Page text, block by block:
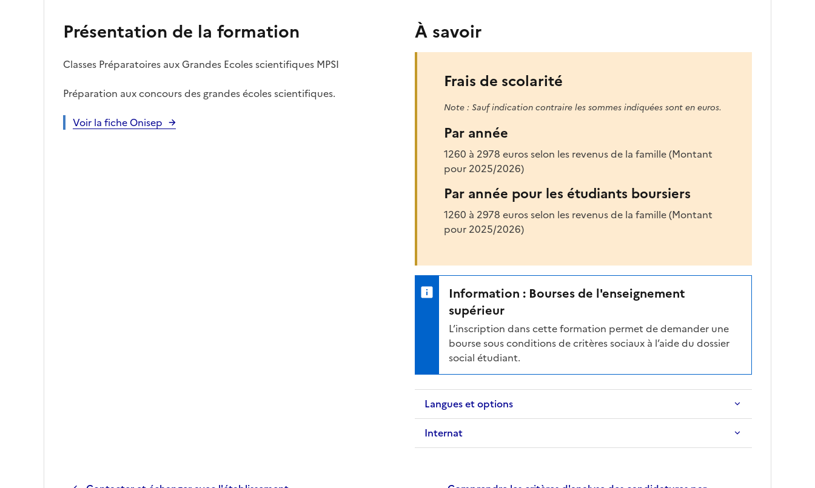
Présentation de la formation
Classes Préparatoires aux Grandes Ecoles scientifiques MPSI
Préparation aux concours des grandes écoles scientifiques.
Voir la fiche Onisep
À savoir
Frais de scolarité
Note : Sauf indication contraire les sommes indiquées sont en euros.
Par année
1260 à 2978 euros selon les revenus de la famille (Montant
pour 2025/2026)
Par année pour les étudiants boursiers
1260 à 2978 euros selon les revenus de la famille (Montant
pour 2025/2026)
Information : Bourses de l'enseignement
supérieur
L’inscription dans cette formation permet de demander une
bourse sous conditions de critères sociaux à l’aide du dossier
social étudiant.
Langues et options
Internat